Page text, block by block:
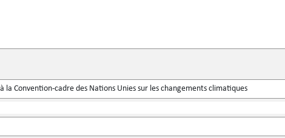
la Convention-cadre des Nations Unies sur les changements climatiques